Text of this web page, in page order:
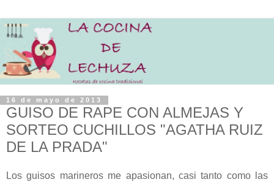
16 de mayo de 2013
GUISO DE RAPE CON ALMEJAS Y
SORTEO CUCHILLOS "AGATHA RUIZ
DE LA PRADA"
Los guisos marineros me apasionan, casi tanto como las